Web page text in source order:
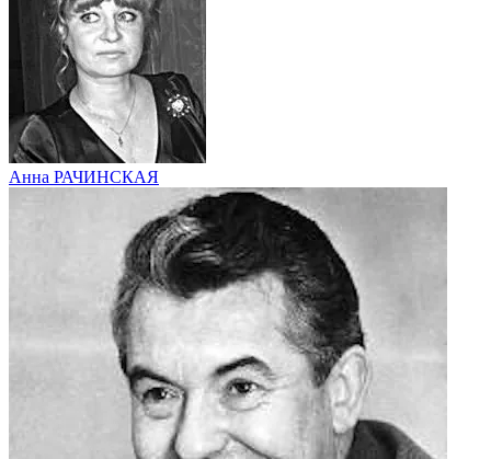
Анна РАЧИНСКАЯ